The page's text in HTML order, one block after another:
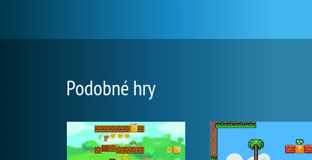
Podobné hry